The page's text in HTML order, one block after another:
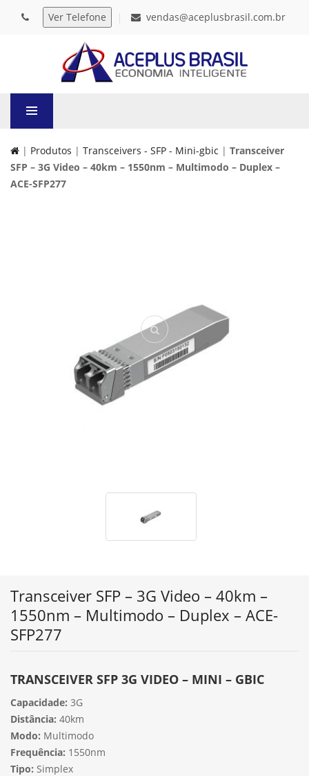
vendas@aceplusbrasil.com.br
| Produtos | Transceivers - SFP - Mini-gbic | Transceiver
SFP – 3G Video – 40km – 1550nm – Multimodo – Duplex –
ACE-SFP277
Transceiver SFP – 3G Video – 40km –
1550nm – Multimodo – Duplex – ACE-
SFP277
TRANSCEIVER SFP 3G VIDEO – MINI – GBIC
Capacidade: 3G
Distância: 40km
Modo: Multimodo
Frequência: 1550nm
Tipo: Simplex